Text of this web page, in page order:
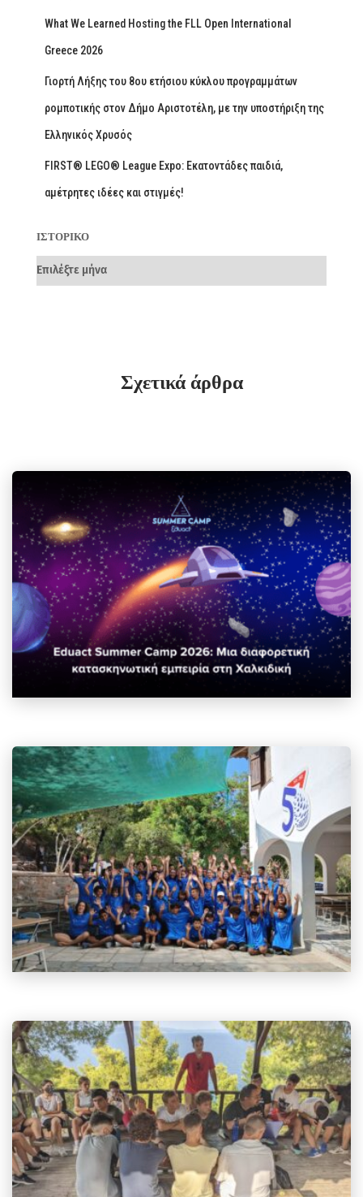
What We Learned Hosting the FLL Open International
Greece 2026
Γιορτή Λήξης του 8ου ετήσιου κύκλου προγραμμάτων
ρομποτικής στον Δήμο Αριστοτέλη, με την υποστήριξη της
Ελληνικός Χρυσός
FIRST® LEGO® League Expo: Εκατοντάδες παιδιά,
αμέτρητες ιδέες και στιγμές!
ΙΣΤΟΡΙΚΌ
Σχετικά άρθρα